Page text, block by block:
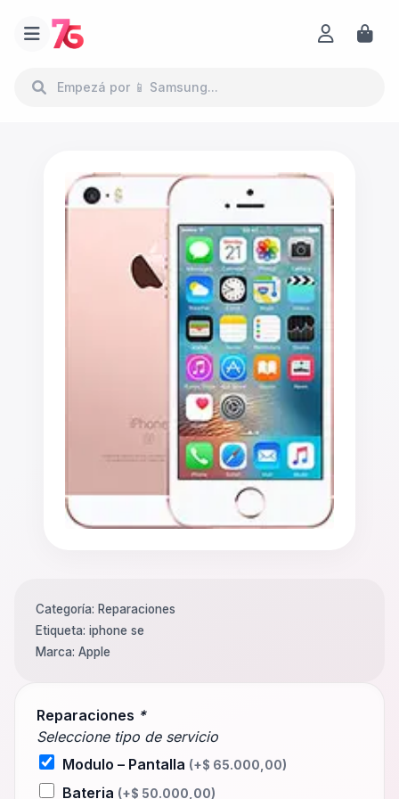
Reparaciones *
Seleccione tipo de servicio
Modulo – Pantalla (+$ 65.000,00)
Bateria (+$ 50.000,00)
Categoría: Reparaciones
Etiqueta: iphone se
Marca: Apple